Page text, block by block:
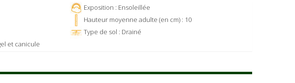
Exposition : Ensoleillée
Hauteur moyenne adulte (en cm) : 10
Type de sol : Drainé
et canicule